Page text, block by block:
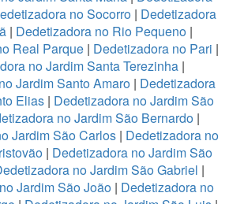
no Socorro| Dedetizadora
| Dedetizadora no Rio Pequeno|
Real Parque| Dedetizadora no Pari |
no Jardim Santa Terezinha |
Jardim Santo Amaro| Dedetizadora
Elias| Dedetizadora no Jardim São
no Jardim São Bernardo|
Jardim São Carlos | Dedetizadora no
| Dedetizadora no Jardim São
no Jardim São Gabriel |
Jardim São João | Dedetizadora no